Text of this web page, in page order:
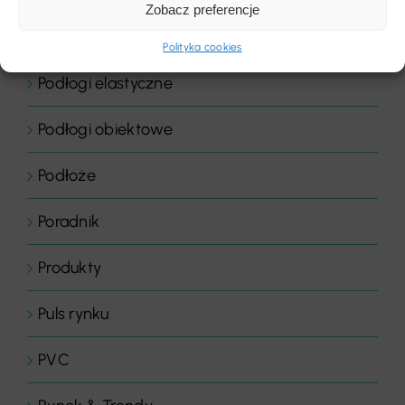
Zobacz preferencje
Polityka cookies
Podłogi elastyczne
Podłogi obiektowe
Podłoże
Poradnik
Produkty
Puls rynku
PVC